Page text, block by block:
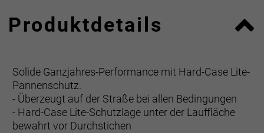
Produktdetails
Solide Ganzjahres-Performance mit Hard-Case Lite-
Pannenschutz.
- Überzeugt auf der Straße bei allen Bedingungen
- Hard-Case Lite-Schutzlage unter der Lauffläche
bewahrt vor Durchstichen